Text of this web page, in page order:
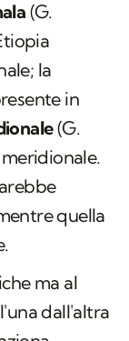
(G.
la
in
(G.
quella
ma al
dall'altra